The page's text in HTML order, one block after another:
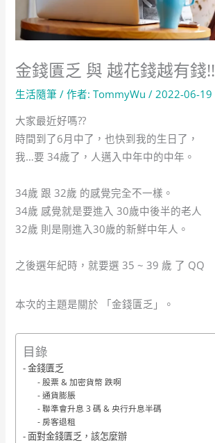
金錢匱乏 與 越花錢越有錢!!
生活隨筆 / 作者:TommyWu/ 2022-06-19
大家最近好嗎??
時間到了6月中了，也快到我的生日了，
我…要 34歲了，人邁入中年中的中年。
34歲 跟 32歲 的感覺完全不一樣。
34歲 感覺就是要進入 30歲中後半的老人
32歲 則是剛進入30歲的新鮮中年人。
之後選年紀時，就要選 35 ~ 39 歲 了 QQ
本次的主題是關於 「金錢匱乏」。
目錄
金錢匱乏
股票 & 加密貨幣 跌啊
通貨膨脹
聯準會升息 3 碼 & 央行升息半碼
房客退租
面對金錢匱乏，該怎麼辦